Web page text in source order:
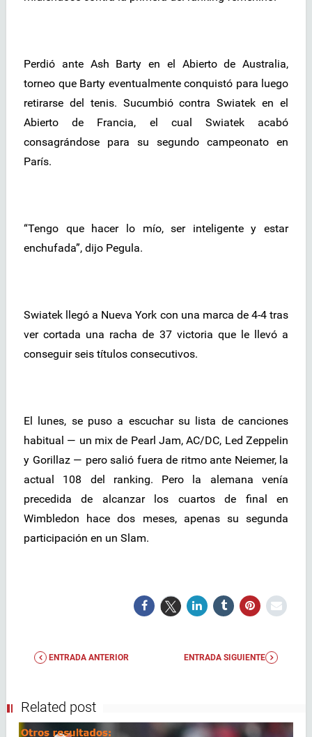
Perdió ante Ash Barty en el Abierto de Australia,
torneo que Barty eventualmente conquistó para luego
retirarse del tenis. Sucumbió contra Swiatek en el
Abierto de Francia, el cual Swiatek acabó
consagrándose para su segundo campeonato en
París.
“Tengo que hacer lo mío, ser inteligente y estar
enchufada”, dijo Pegula.
Swiatek llegó a Nueva York con una marca de 4-4 tras
ver cortada una racha de 37 victoria que le llevó a
conseguir seis títulos consecutivos.
El lunes, se puso a escuchar su lista de canciones
habitual — un mix de Pearl Jam, AC/DC, Led Zeppelin
y Gorillaz — pero salió fuera de ritmo ante Neiemer, la
actual 108 del ranking. Pero la alemana venía
precedida de alcanzar los cuartos de final en
Wimbledon hace dos meses, apenas su segunda
participación en un Slam.
ENTRADA ANTERIOR ENTRADA SIGUIENTE
Related post